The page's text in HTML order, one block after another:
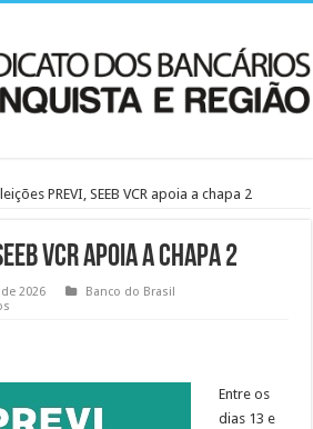
PREVI, SEEB VCR apoia a chapa 2
VCR apoia a chapa 2
2026
Banco do Brasil
chapa
Entre os
dias 13 e